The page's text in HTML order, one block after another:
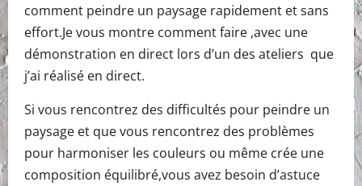
comment peindre un paysage rapidement et sans
effort.Je vous montre comment faire ,avec une
démonstration en direct lors d’un des ateliers que
j’ai réalisé en direct.
Si vous rencontrez des difficultés pour peindre un
paysage et que vous rencontrez des problèmes
pour harmoniser les couleurs ou même crée une
composition équilibré,vous avez besoin d’astuce